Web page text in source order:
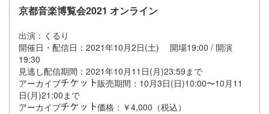
京都音楽博覧会2021 オンライン
出演：くるり
開催日・配信日：2021年10月2日(土) 開場19:00 / 開演
19:30
見逃し配信期間：2021年10月11日(月)23:59まで
アーカイブ
販売期間：10月3日(日)10:00〜10月11
日(月)21:00まで
アーカイブ
価格：￥4,000（税込）